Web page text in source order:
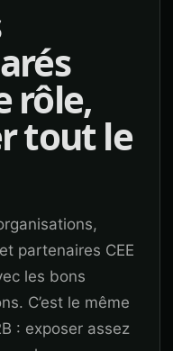
rôle,
tout le
partenaires CEE
les bons
C’est le même
: exposer assez